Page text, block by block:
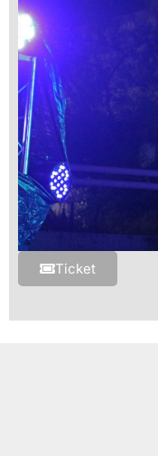
Ticket